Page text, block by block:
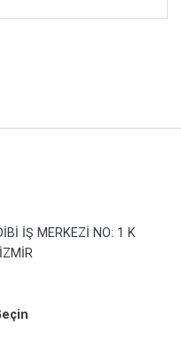
İŞ MERKEZİ NO: 1 K